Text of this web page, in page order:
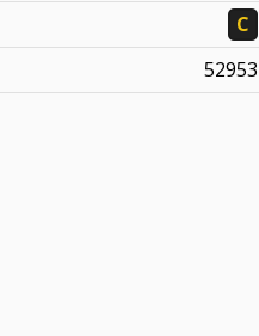
C
52953